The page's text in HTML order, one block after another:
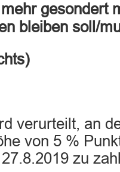
gesondert
bleiben soll/
verurteilt, an
von 5 %
zu